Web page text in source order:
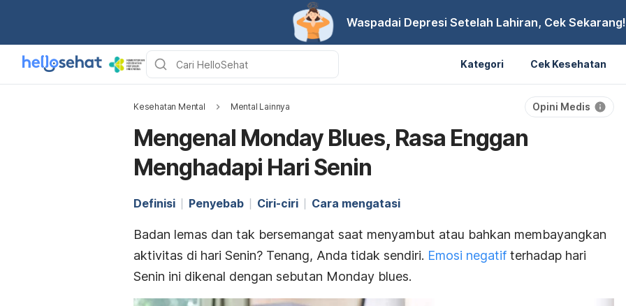
Waspadai Depresi Setelah Lahiran, Cek Sekarang!
Kategori Cek Kesehatan
Kesehatan Mental Mental Lainnya Opini Medis
Mengenal Monday Blues, Rasa Enggan
Menghadapi Hari Senin
Definisi Penyebab Ciri-ciri Cara mengatasi
Badan lemas dan tak bersemangat saat menyambut atau bahkan membayangkan
aktivitas di hari Senin? Tenang, Anda tidak sendiri. Emosi negatif terhadap hari
Senin ini dikenal dengan sebutan Monday blues.